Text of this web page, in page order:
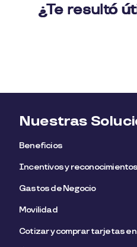
Nuestras
Beneficios
Incentivos y reconocimientos
Gastos de Negocio
Movilidad
Cotizar y comprar tarjetas